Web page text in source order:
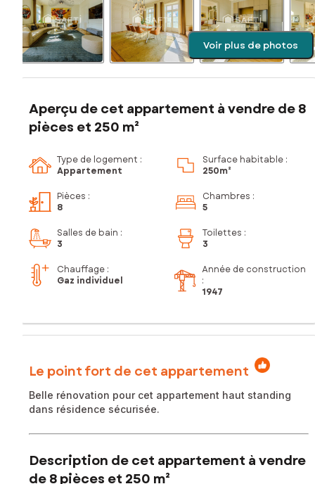
Voir plus de photos
Aperçu de cet appartement à vendre de 8
pièces et 250 m²
Type de logement :
Appartement
Surface habitable :
250m²
Pièces :
8
Chambres :
5
Salles de bain :
3
Toilettes :
3
Chauffage :
Gaz individuel
Année de construction
:
1947
Le point fort de cet appartement
Belle rénovation pour cet appartement haut standing
dans résidence sécurisée.
Description de cet appartement à vendre
de 8 pièces et 250 m²